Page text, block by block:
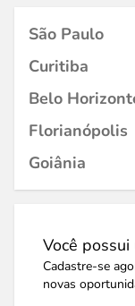
São Paulo
Curitiba
Belo
Florianópolis
Goiânia
Você possui
Cadastre-se
novas